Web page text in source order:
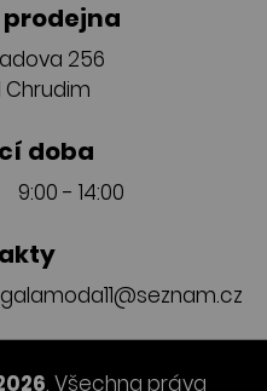
256
Chrudim
doba
- 14:00
galamoda11@seznam.cz
. Všechna práva